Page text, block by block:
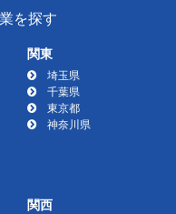
を探す
関東
埼玉県
千葉県
東京都
神奈川県
関西